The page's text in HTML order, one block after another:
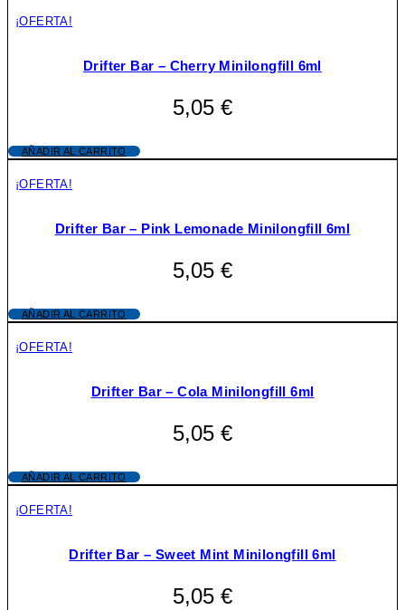
¡OFERTA!
Drifter Bar – Cherry Minilongfill 6ml
5,05 €
AÑADIR AL CARRITO
¡OFERTA!
Drifter Bar – Pink Lemonade Minilongfill 6ml
5,05 €
AÑADIR AL CARRITO
¡OFERTA!
Drifter Bar – Cola Minilongfill 6ml
5,05 €
AÑADIR AL CARRITO
¡OFERTA!
Drifter Bar – Sweet Mint Minilongfill 6ml
5,05 €